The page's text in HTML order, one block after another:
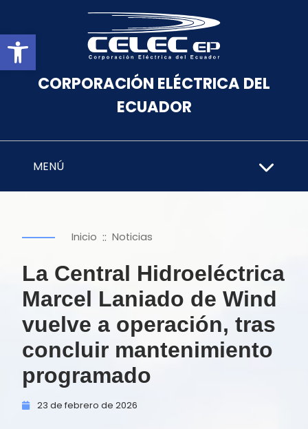
Abrir barra de herramientas
CORPORACIÓN ELÉCTRICA DEL
ECUADOR
MENÚ
Inicio :: Noticias
La Central Hidroeléctrica
Marcel Laniado de Wind
vuelve a operación, tras
concluir mantenimiento
programado
23 de febrero de 2026